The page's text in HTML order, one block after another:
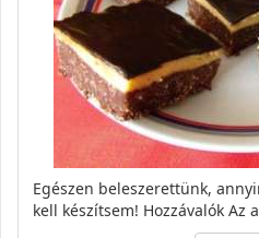
Egészen beleszerettünk,
kell készítsem! Hozzávalók Az